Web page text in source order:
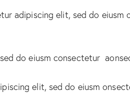
adipiscing elit, sed do
do eiusm consectetur
elit, sed do eiusm